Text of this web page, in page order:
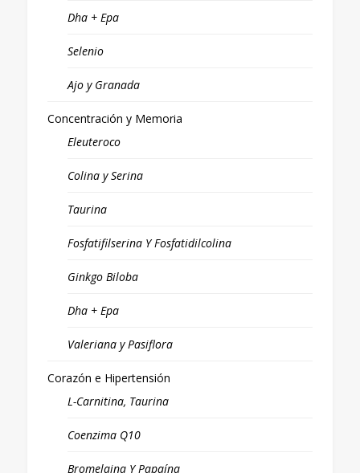
Dha + Epa
Selenio
Ajo y Granada
Concentración y Memoria
Eleuteroco
Colina y Serina
Taurina
Fosfatifilserina Y Fosfatidilcolina
Ginkgo Biloba
Dha + Epa
Valeriana y Pasiflora
Corazón e Hipertensión
L-Carnitina, Taurina
Coenzima Q10
Bromelaina Y Papaína